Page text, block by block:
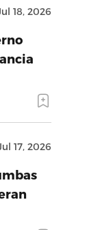
18, 2026
17, 2026